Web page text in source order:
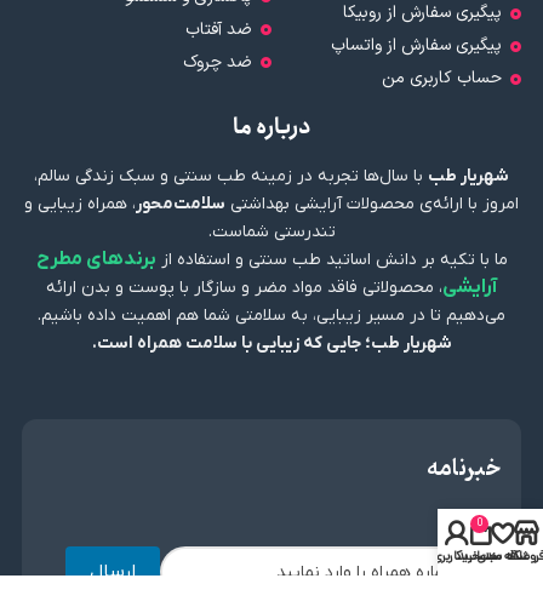
پیگیری سفارش از روبیکا
پیگیری سفارش از واتساپ
حساب کاربری من
ضد آفتاب
ضد چروک
درباره ما
شهریار طب با سال‌ها تجربه در زمینه طب سنتی و سبک زندگی سالم،
امروز با ارائه‌ی محصولات آرایشی بهداشتی سلامت‌محور، همراه زیبایی و
تندرستی شماست.
ما با تکیه بر دانش اساتید طب سنتی و استفاده از برندهای مطرح
آرایشی، محصولاتی فاقد مواد مضر و سازگار با پوست و بدن ارائه
می‌دهیم تا در مسیر زیبایی، به سلامتی شما هم اهمیت داده باشیم.
شهریار طب؛ جایی که زیبایی با سلامت همراه است.
خبرنامه
ارسال
فروشگاه
علاقه مندی
0
سبد خرید
حساب کاربری من